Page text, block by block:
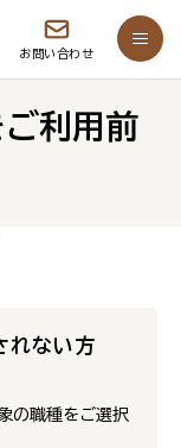
お問い合わせ
利用前
れない方
の職種をご選択